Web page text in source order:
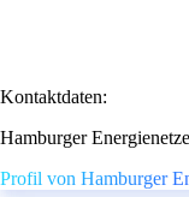
Kontaktdaten:
Hamburger
Profil von Hamburger